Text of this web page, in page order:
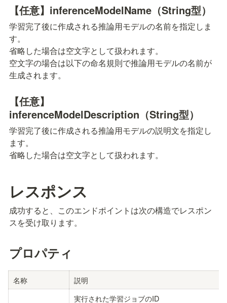
【任意】inferenceModelName（String型）
学習完了後に作成される推論用モデルの名前を指定しま
す。
省略した場合は空文字として扱われます。
空文字の場合は以下の命名規則で推論用モデルの名前が
【任意】
inferenceModelDescription（String型）
学習完了後に作成される推論用モデルの説明文を指定し
ます。
省略した場合は空文字として扱われます。
レスポンス
成功すると、このエンドポイントは次の構造でレスポン
スを受け取ります。
プロパティ
名称
説明
実行された学習ジョブのID